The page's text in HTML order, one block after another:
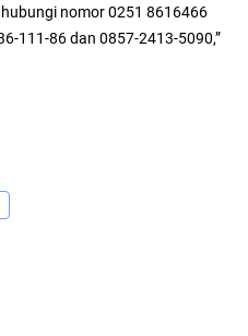
nomor 0251 8616466
111-86 dan 0857-2413-5090,”